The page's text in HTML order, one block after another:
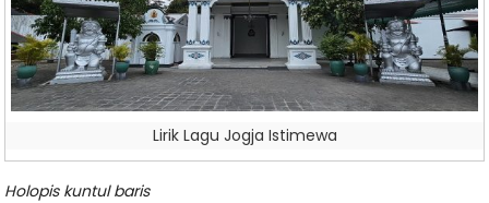
Lirik Lagu Jogja Istimewa
Holopis kuntul baris